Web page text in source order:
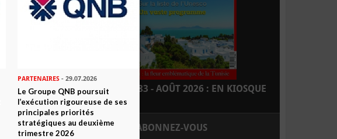
LEADERS N° 183 - AOÛT 2026 : EN KIOSQUE
ABONNEZ-VOUS
PARTENAIRES- 29.07.2026
Le Groupe QNB poursuit
l’exécution rigoureuse de ses
principales priorités
stratégiques au deuxième
trimestre 2026